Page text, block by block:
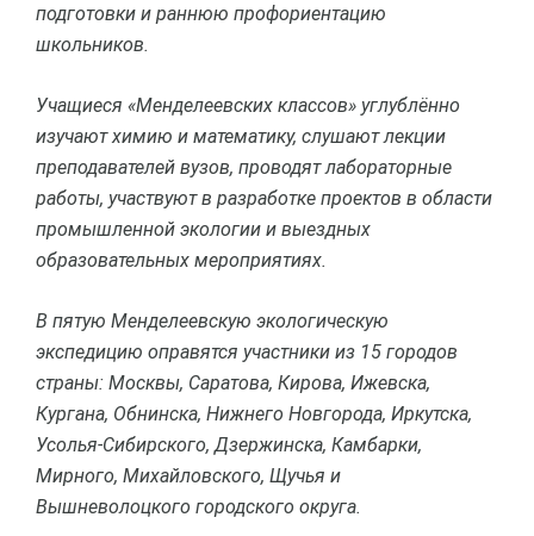
подготовки и раннюю профориентацию
школьников.
Учащиеся «Менделеевских классов» углублённо
изучают химию и математику, слушают лекции
преподавателей вузов, проводят лабораторные
работы, участвуют в разработке проектов в области
промышленной экологии и выездных
образовательных мероприятиях.
В пятую Менделеевскую экологическую
экспедицию оправятся участники из 15 городов
страны: Москвы, Саратова, Кирова, Ижевска,
Кургана, Обнинска, Нижнего Новгорода, Иркутска,
Усолья-Сибирского, Дзержинска, Камбарки,
Мирного, Михайловского, Щучья и
Вышневолоцкого городского округа.